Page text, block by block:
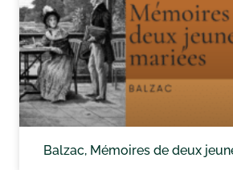
Balzac, Mémoires de deux